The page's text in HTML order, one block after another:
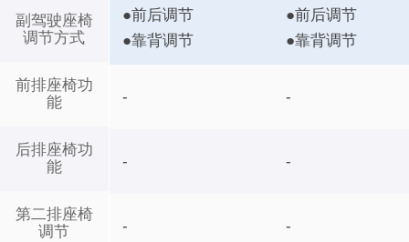
副驾驶座椅
调节方式
前排座椅功
能
后排座椅功
能
第二排座椅
调节
●前后调节
●靠背调节
●前后调节
●靠背调节
- -
- -
- -